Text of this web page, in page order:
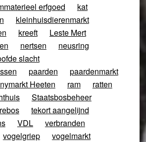
erfgoed
kat
kleinhuisdierenmarkt
kreeft
Leste Mert
nertsen
neusring
slacht
paarden
paardenmarkt
Heeten ram
ratten
Staatsbosbeheer
tekort aangelijnd
VDL
verbranden
vogelgriep
vogelmarkt